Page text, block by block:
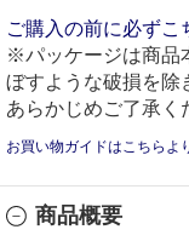
ご購入の前に必ずこ
※パッケージは商品
ぼすような破損を除
あらかじめご了承く
お買い物ガイドはこちらよ
商品概要